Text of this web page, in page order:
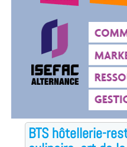
BTS hôtellerie-